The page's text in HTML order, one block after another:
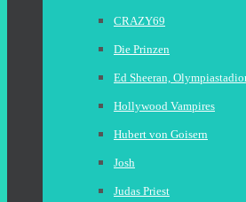
CRAZY69
Die Prinzen
Ed Sheeran,
Hollywood Vampires
Hubert von Goisern
Josh
Judas Priest